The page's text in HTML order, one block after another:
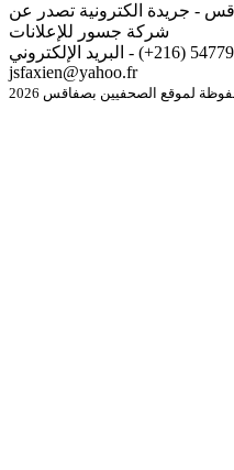
- جريدة الكترونية تصدر عن
شركة جسور للإعلانات
للإتصال أو نشر الردود الهاتف 54779966 (216+) - البريد الإلكتروني
jsfaxien@yahoo.fr
لموقع الصحفيين بصفاقس 2026